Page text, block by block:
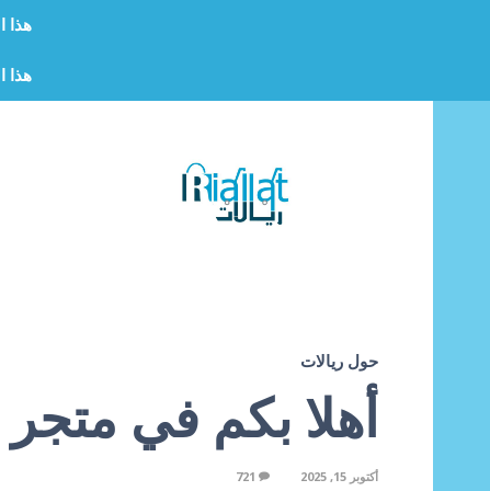
هذا
هذا
حول ريالات
أهلا بكم في متجر
أكتوبر 15, 2025 721